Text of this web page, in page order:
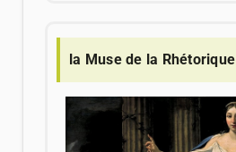
la Muse de la Rhétorique